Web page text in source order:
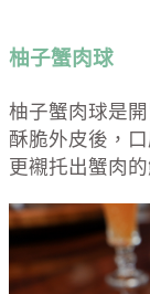
柚子蟹肉球
柚子蟹肉球是
酥脆外皮後，
更襯托出蟹肉的